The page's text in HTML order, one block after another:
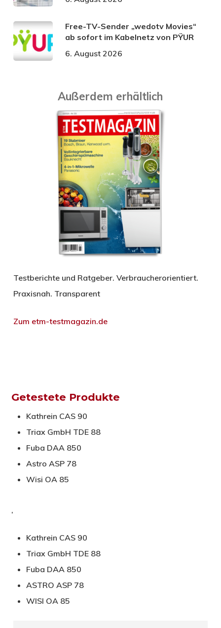
Free-TV-Sender „wedotv Movies“
ab sofort im Kabelnetz von PŸUR
6. August 2026
Außerdem erhältlich
Testberichte und Ratgeber. Verbraucherorientiert.
Praxisnah. Transparent
Zum etm-testmagazin.de
Getestete Produkte
Kathrein CAS 90
Triax GmbH TDE 88
Fuba DAA 850
Astro ASP 78
Wisi OA 85
,
Kathrein CAS 90
Triax GmbH TDE 88
Fuba DAA 850
ASTRO ASP 78
WISI OA 85